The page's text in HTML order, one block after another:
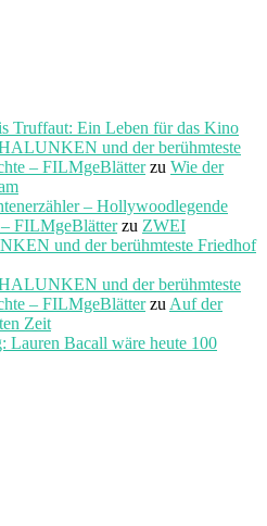
Truffaut: Ein Leben für das Kino
und der berühmteste
– FILMgeBlätterzu Wie der
– Hollywoodlegende
FILMgeBlätterzu ZWEI
und der berühmteste Friedhof
und der berühmteste
– FILMgeBlätterzu Auf der
Zeit
Lauren Bacall wäre heute 100